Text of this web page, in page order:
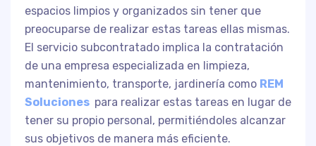
espacios limpios y organizados sin tener que
preocuparse de realizar estas tareas ellas mismas.
El servicio subcontratado implica la contratación
de una empresa especializada en limpieza,
mantenimiento, transporte, jardinería como REM
Soluciones para realizar estas tareas en lugar de
tener su propio personal, permitiéndoles alcanzar
sus objetivos de manera más eficiente.